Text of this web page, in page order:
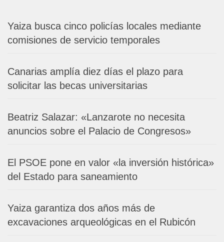
Yaiza busca cinco policías locales mediante
comisiones de servicio temporales
Canarias amplía diez días el plazo para
solicitar las becas universitarias
Beatriz Salazar: «Lanzarote no necesita
anuncios sobre el Palacio de Congresos»
El PSOE pone en valor «la inversión histórica»
del Estado para saneamiento
Yaiza garantiza dos años más de
excavaciones arqueológicas en el Rubicón